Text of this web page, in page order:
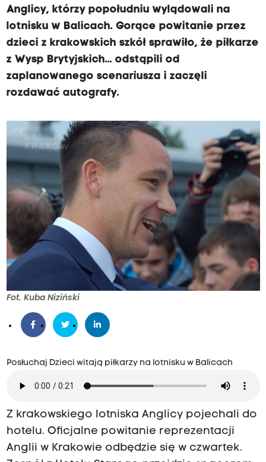
Anglicy, którzy popołudniu wylądowali na
lotnisku w Balicach. Gorące powitanie przez
dzieci z krakowskich szkół sprawiło, że piłkarze
z Wysp Brytyjskich... odstąpili od
zaplanowanego scenariusza i zaczęli
rozdawać autografy.
Fot. Kuba Niziński
Posłuchaj Dzieci witają piłkarzy na lotnisku w Balicach
Z krakowskiego lotniska Anglicy pojechali do
hotelu. Oficjalne powitanie reprezentacji
Anglii w Krakowie odbędzie się w czwartek.